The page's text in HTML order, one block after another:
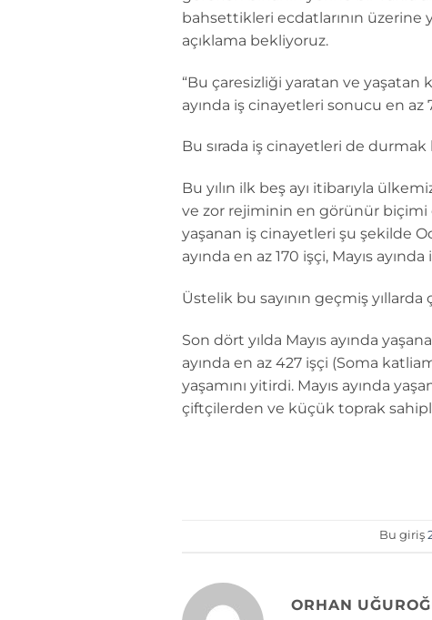
bahsettikleri ecdatlarının
açıklama bekliyoruz.
“Bu çaresizliği yaratan ve yaşatan
ayında iş cinayetleri sonucu en
Bu sırada iş cinayetleri de
Bu yılın ilk beş ayı itibarıyla
ve zor rejiminin en görünür biçimi
yaşanan iş cinayetleri şu şekilde
ayında en az 170 işçi, Mayıs
Üstelik bu sayının geçmiş
Son dört yılda Mayıs ayında
ayında en az 427 işçi (Soma
yaşamını yitirdi. Mayıs ayında
çiftçilerden ve küçük toprak
Bu giriş
ORHAN